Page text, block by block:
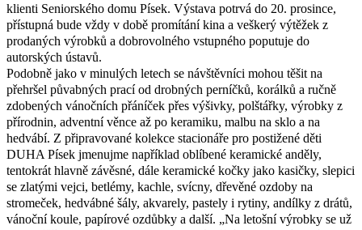
klienti Seniorského domu Písek. Výstava potrvá do 20. prosince,
přístupná bude vždy v době promítání kina a veškerý výtěžek z
prodaných výrobků a dobrovolného vstupného poputuje do
autorských ústavů.
Podobně jako v minulých letech se návštěvníci mohou těšit na
přehršel půvabných prací od drobných perníčků, korálků a ručně
zdobených vánočních přáníček přes výšivky, polštářky, výrobky z
přírodnin, adventní věnce až po keramiku, malbu na sklo a na
hedvábí. Z připravované kolekce stacionáře pro postižené děti
DUHA Písek jmenujme například oblíbené keramické anděly,
tentokrát hlavně závěsné, dále keramické kočky jako kasičky, slepici
se zlatými vejci, betlémy, kachle, svícny, dřevěné ozdoby na
stromeček, hedvábné šály, akvarely, pastely i rytiny, andílky z drátů,
vánoční koule, papírové ozdůbky a další. „Na letošní výrobky se už